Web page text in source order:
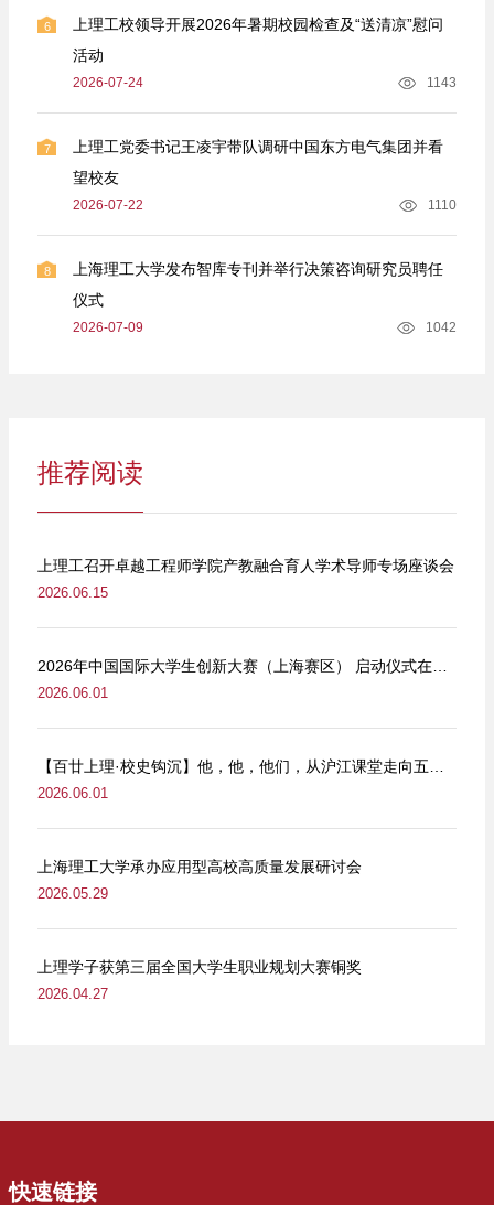
6
上理工校领导开展2026年暑期校园检查及“送清凉”慰问
活动
2026-07-24 1143
7
上理工党委书记王凌宇带队调研中国东方电气集团并看
望校友
2026-07-22 1110
8
上海理工大学发布智库专刊并举行决策咨询研究员聘任
仪式
2026-07-09 1042
推荐阅读
上理工召开卓越工程师学院产教融合育人学术导师专场座谈会
2026.06.15
2026.06.01
2026.06.01
上海理工大学承办应用型高校高质量发展研讨会
2026.05.29
上理学子获第三届全国大学生职业规划大赛铜奖
2026.04.27
快速链接